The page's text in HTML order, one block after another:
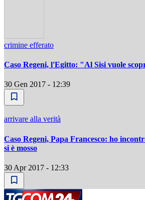
crimine efferato
Caso Regeni, l'Egitto: "Al Sisi vuole
30 Gen 2017 - 12:39
arrivare alla verità
Caso Regeni, Papa Francesco: ho
si è mosso
30 Apr 2017 - 12:33